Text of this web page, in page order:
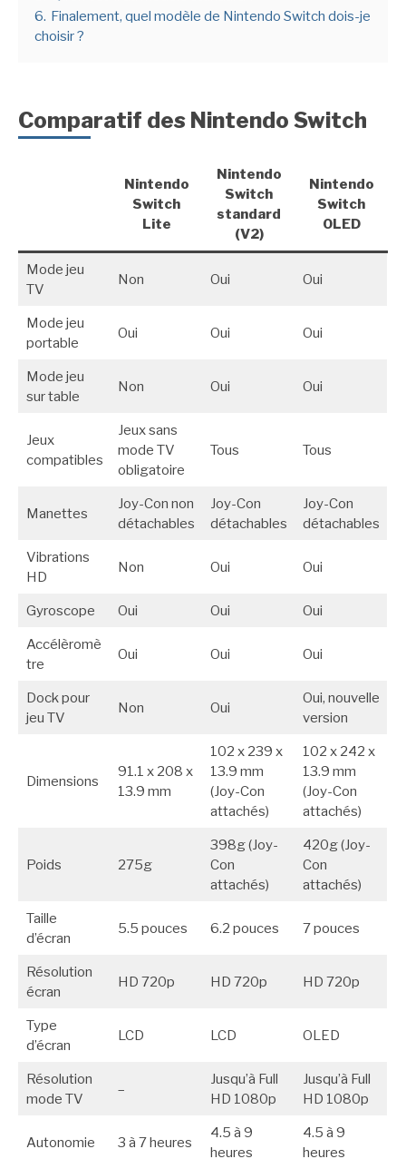
6. Finalement, quel modèle de Nintendo Switch dois-je
choisir ?
Comparatif des Nintendo Switch
Nintendo
Switch
Lite
Nintendo
Switch
standard
(V2)
Nintendo
Switch
OLED
Mode jeu
TV
Non Oui Oui
Mode jeu
portable
Oui Oui Oui
Mode jeu
sur table
Non Oui Oui
Jeux
compatibles
Jeux sans
mode TV
obligatoire
Tous Tous
Manettes
Joy-Con non
détachables
Joy-Con
détachables
Joy-Con
détachables
Vibrations
HD
Non Oui Oui
Gyroscope Oui Oui Oui
Accélèromè
tre
Oui Oui Oui
Dock pour
jeu TV
Non Oui
Oui, nouvelle
version
Dimensions
91.1 x 208 x
13.9 mm
102 x 239 x
13.9 mm
(Joy-Con
attachés)
102 x 242 x
13.9 mm
(Joy-Con
attachés)
Poids 275g
398g (Joy-
Con
attachés)
420g (Joy-
Con
attachés)
Taille
d’écran
5.5 pouces 6.2 pouces 7 pouces
Résolution
écran
HD 720p HD 720p HD 720p
Type
d’écran
LCD LCD OLED
Résolution
mode TV
–
Jusqu’à Full
HD 1080p
Jusqu’à Full
HD 1080p
Autonomie 3 à 7 heures
4.5 à 9
heures
4.5 à 9
heures